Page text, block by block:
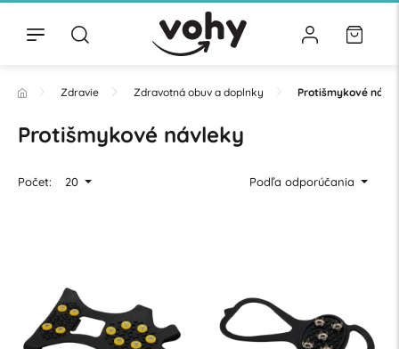
Zdravie Zdravotná obuv a doplnky Protišmykové
Protišmykové návleky
Počet: 20 Podľa odporúčania